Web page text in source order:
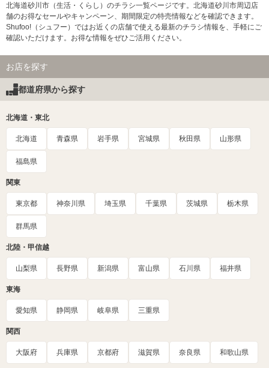
北海道砂川市（生活・くらし）のチラシ一覧ページです。北海道砂川市周辺店
舗のお得なセールやキャンペーン、期間限定の特売情報などを確認できます。
Shufoo!（シュフー）ではお近くの店舗で使える最新のチラシ情報を、手軽にご
確認いただけます。お得な情報をぜひご活用ください。
お店を探す
都道府県から探す
北海道・東北
北海道 青森県 岩手県 宮城県 秋田県 山形県
福島県
関東
東京都 神奈川県 埼玉県 千葉県 茨城県 栃木県
群馬県
北陸・甲信越
山梨県 長野県 新潟県 富山県 石川県 福井県
東海
愛知県 静岡県 岐阜県 三重県
関西
大阪府 兵庫県 京都府 滋賀県 奈良県 和歌山県